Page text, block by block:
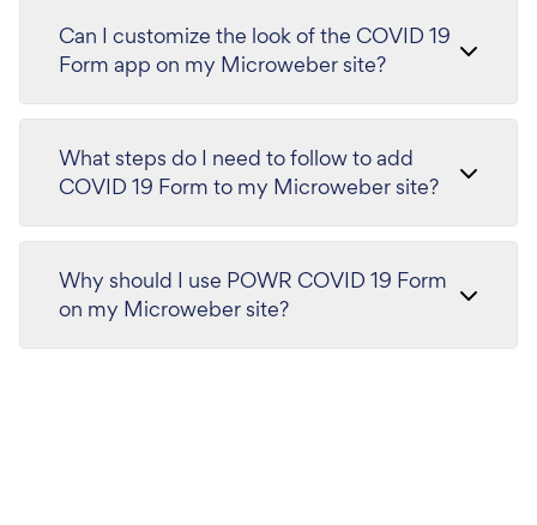
Can I customize the look of the COVID 19
Form app on my Microweber site?
What steps do I need to follow to add
COVID 19 Form to my Microweber site?
Why should I use POWR COVID 19 Form
on my Microweber site?